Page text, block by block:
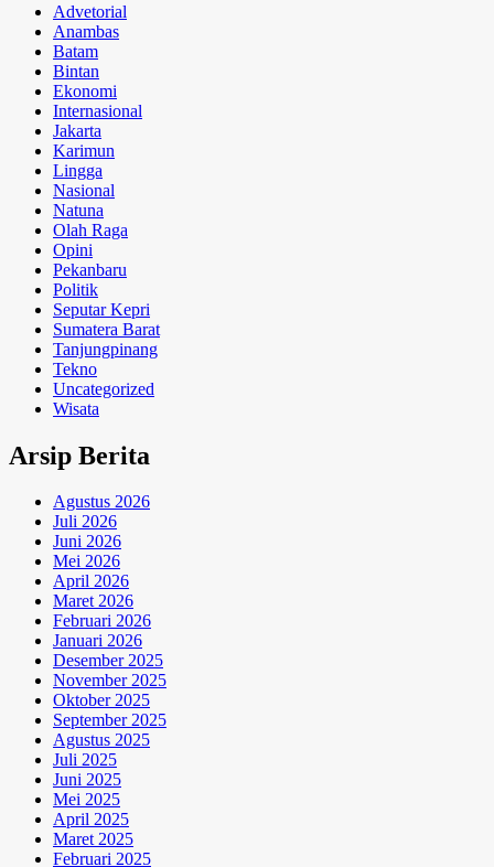
Advetorial
Anambas
Batam
Bintan
Ekonomi
Internasional
Jakarta
Karimun
Lingga
Nasional
Natuna
Olah Raga
Opini
Pekanbaru
Politik
Seputar Kepri
Sumatera Barat
Tanjungpinang
Tekno
Uncategorized
Wisata
Arsip Berita
Agustus 2026
Juli 2026
Juni 2026
Mei 2026
April 2026
Maret 2026
Februari 2026
Januari 2026
Desember 2025
November 2025
Oktober 2025
September 2025
Agustus 2025
Juli 2025
Juni 2025
Mei 2025
April 2025
Maret 2025
Februari 2025